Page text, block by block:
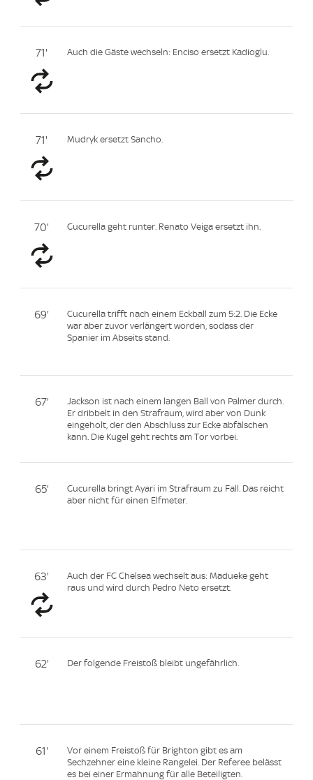
71' Auch die Gäste wechseln: Enciso ersetzt Kadioglu.
71' Mudryk ersetzt Sancho.
70' Cucurella geht runter. Renato Veiga ersetzt ihn.
69'
Cucurella trifft nach einem Eckball zum 5:2. Die Ecke
war aber zuvor verlängert worden, sodass der
Spanier im Abseits stand.
67'
Jackson ist nach einem langen Ball von Palmer durch.
Er dribbelt in den Strafraum, wird aber von Dunk
eingeholt, der den Abschluss zur Ecke abfälschen
kann. Die Kugel geht rechts am Tor vorbei.
65'
Cucurella bringt Ayari im Strafraum zu Fall. Das reicht
aber nicht für einen Elfmeter.
63'
Auch der FC Chelsea wechselt aus: Madueke geht
raus und wird durch Pedro Neto ersetzt.
62' Der folgende Freistoß bleibt ungefährlich.
61'
Vor einem Freistoß für Brighton gibt es am
Sechzehner eine kleine Rangelei. Der Referee belässt
es bei einer Ermahnung für alle Beteiligten.